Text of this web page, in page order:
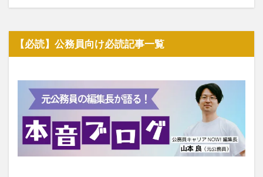
【必読】公務員向け必読記事一覧